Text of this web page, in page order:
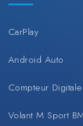
CarPlay
Android Auto
Compteur Digitale
Volant M Sport